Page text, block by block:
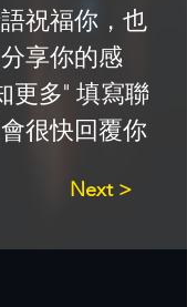
祝福你，也
享你的感
更多" 填寫聯
很快回覆你
Next >